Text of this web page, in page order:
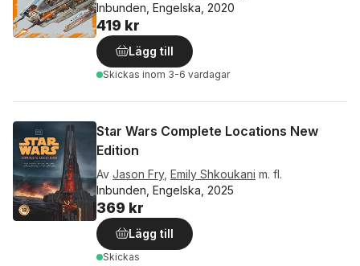
Inbunden, Engelska, 2020
419 kr
Lägg till
Skickas inom 3-6 vardagar
Star Wars Complete Locations New
Edition
Av Jason Fry, Emily Shkoukani m. fl.
Inbunden, Engelska, 2025
369 kr
Lägg till
Skickas